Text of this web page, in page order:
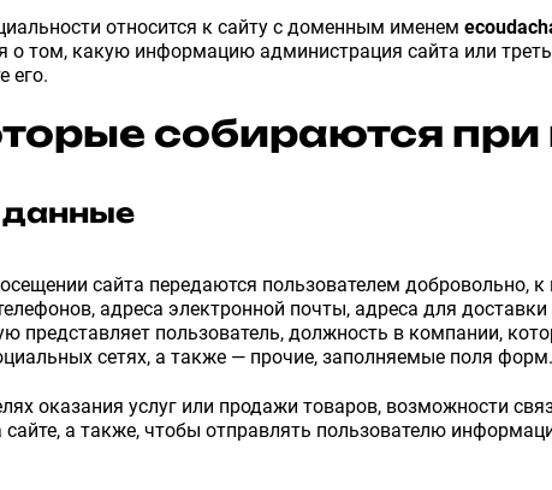
относится к сайту с доменным именем
о том, какую информацию администрация сайта или
его.
собираются
сайта передаются пользователем добровольно,
адреса электронной почты, адреса для доставки
представляет пользователь, должность в компании,
сетях, а также — прочие, заполняемые поля форм.
оказания услуг или продажи товаров, возможности
сайте, а также, чтобы отправлять пользователю